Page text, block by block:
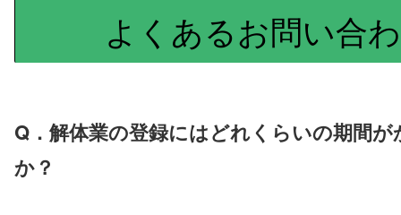
よくあるお問い合
Q．解体業の登録にはどれくらいの期間
か？